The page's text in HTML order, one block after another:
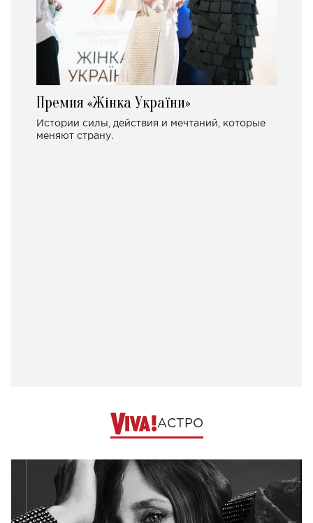
Премия «Жінка України»
Истории силы, действия и мечтаний, которые
меняют страну.
АСТРО